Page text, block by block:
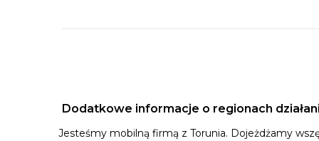
Dodatkowe informacje o regionach
Jesteśmy mobilną firmą z Torunia. Dojeżdżamy